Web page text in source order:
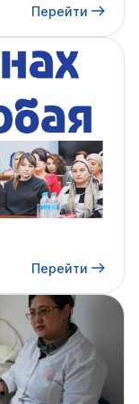
Перейти
Перейти